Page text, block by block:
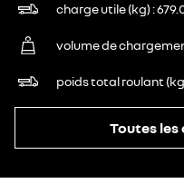
charge utile (kg)
volume de
poids total roulant
Toutes